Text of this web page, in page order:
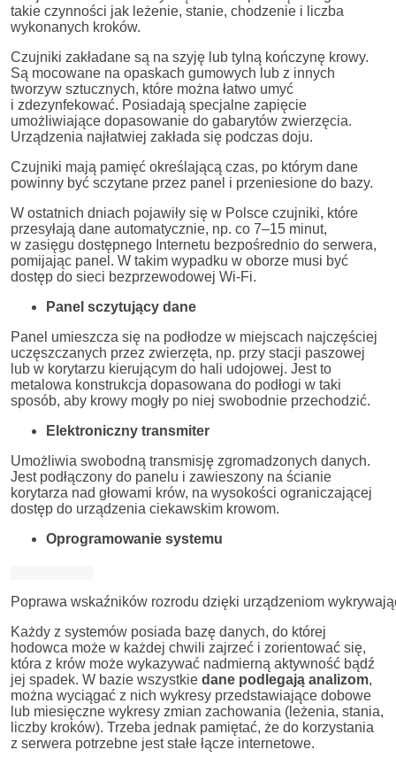
takie czynności jak leżenie, stanie, chodzenie i liczba
wykonanych kroków.
Czujniki zakładane są na szyję lub tylną kończynę krowy.
Są mocowane na opaskach gumowych lub z innych
tworzyw sztucznych, które można łatwo umyć
i zdezynfekować. Posiadają specjalne zapięcie
umożliwiające dopasowanie do gabarytów zwierzęcia.
Urządzenia najłatwiej zakłada się podczas doju.
Czujniki mają pamięć określającą czas, po którym dane
powinny być sczytane przez panel i przeniesione do bazy.
W ostatnich dniach pojawiły się w Polsce czujniki, które
przesyłają dane automatycznie, np. co 7–15 minut,
w zasięgu dostępnego Internetu bezpośrednio do serwera,
pomijając panel. W takim wypadku w oborze musi być
dostęp do sieci bezprzewodowej Wi-Fi.
Panel sczytujący dane
Panel umieszcza się na podłodze w miejscach najczęściej
uczęszczanych przez zwierzęta, np. przy stacji paszowej
lub w korytarzu kierującym do hali udojowej. Jest to
metalowa konstrukcja dopasowana do podłogi w taki
sposób, aby krowy mogły po niej swobodnie przechodzić.
Elektroniczny transmiter
Umożliwia swobodną transmisję zgromadzonych danych.
Jest podłączony do panelu i zawieszony na ścianie
korytarza nad głowami krów, na wysokości ograniczającej
dostęp do urządzenia ciekawskim krowom.
Oprogramowanie systemu
Poprawa wskaźników rozrodu dzięki urządzeniom
Każdy z systemów posiada bazę danych, do której
hodowca może w każdej chwili zajrzeć i zorientować się,
która z krów może wykazywać nadmierną aktywność bądź
jej spadek. W bazie wszystkie dane podlegają analizom,
można wyciągać z nich wykresy przedstawiające dobowe
lub miesięczne wykresy zmian zachowania (leżenia, stania,
liczby kroków). Trzeba jednak pamiętać, że do korzystania
z serwera potrzebne jest stałe łącze internetowe.